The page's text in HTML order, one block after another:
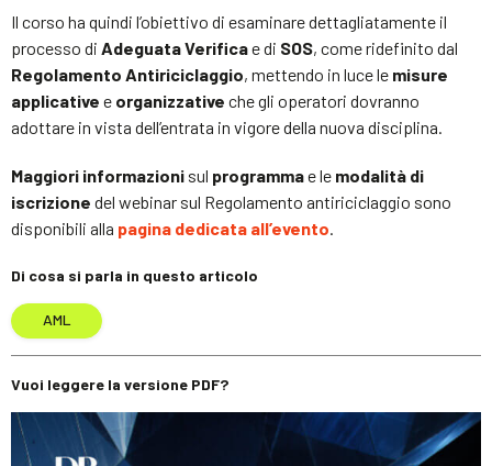
Il corso ha quindi l’obiettivo di esaminare dettagliatamente il
processo di Adeguata Verificae di SOS, come ridefinito dal
Regolamento Antiriciclaggio, mettendo in luce le misure
applicative e organizzative che gli operatori dovranno
adottare in vista dell’entrata in vigore della nuova disciplina.
Maggiori informazioni sul programmae le modalità di
iscrizione del webinar sul Regolamento antiriciclaggio sono
disponibili alla pagina dedicata all’evento.
Di cosa si parla in questo articolo
AML
Vuoi leggere la versione PDF?